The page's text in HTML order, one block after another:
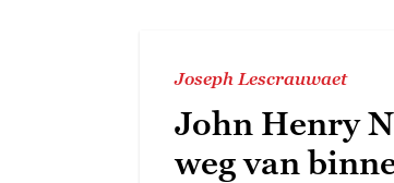
Joseph Lescrauwaet
John Henry
weg van